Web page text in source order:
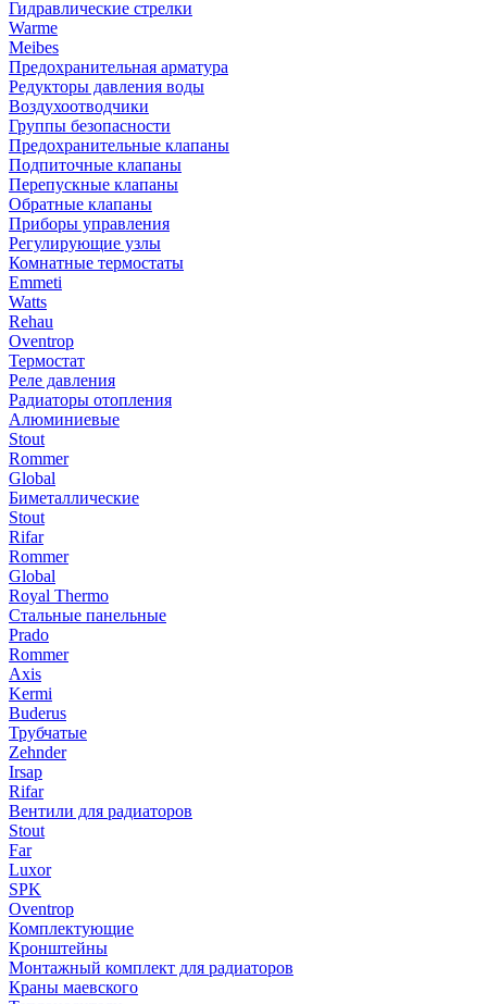
Гидравлические стрелки
Warme
Meibes
Предохранительная арматура
Редукторы давления воды
Воздухоотводчики
Группы безопасности
Предохранительные клапаны
Подпиточные клапаны
Перепускные клапаны
Обратные клапаны
Приборы управления
Регулирующие узлы
Комнатные термостаты
Emmeti
Watts
Rehau
Oventrop
Термостат
Реле давления
Радиаторы отопления
Алюминиевые
Stout
Rommer
Global
Биметаллические
Stout
Rifar
Rommer
Global
Royal Thermo
Стальные панельные
Prado
Rommer
Axis
Kermi
Buderus
Трубчатые
Zehnder
Irsap
Rifar
Вентили для радиаторов
Stout
Far
Luxor
SPK
Oventrop
Комплектующие
Кронштейны
Монтажный комплект для радиаторов
Краны маевского